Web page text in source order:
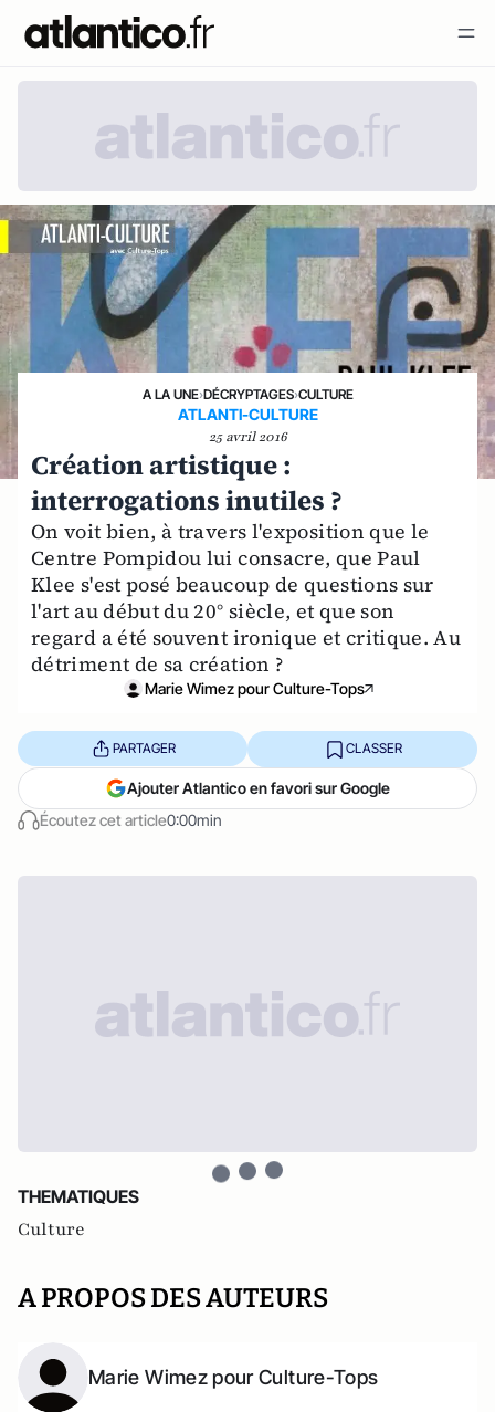
A LA UNE›DÉCRYPTAGES›CULTURE
ATLANTI-CULTURE
25 avril 2016
Création artistique :
interrogations inutiles ?
On voit bien, à travers l'exposition que le
Centre Pompidou lui consacre, que Paul
Klee s'est posé beaucoup de questions sur
l'art au début du 20° siècle, et que son
regard a été souvent ironique et critique. Au
détriment de sa création ?
Marie Wimez pour Culture-Tops
Écoutez cet article0:00min
PARTAGER CLASSER
Ajouter Atlantico en favori sur Google
THEMATIQUES
Culture
A PROPOS DES AUTEURS
Marie Wimez pour Culture-Tops